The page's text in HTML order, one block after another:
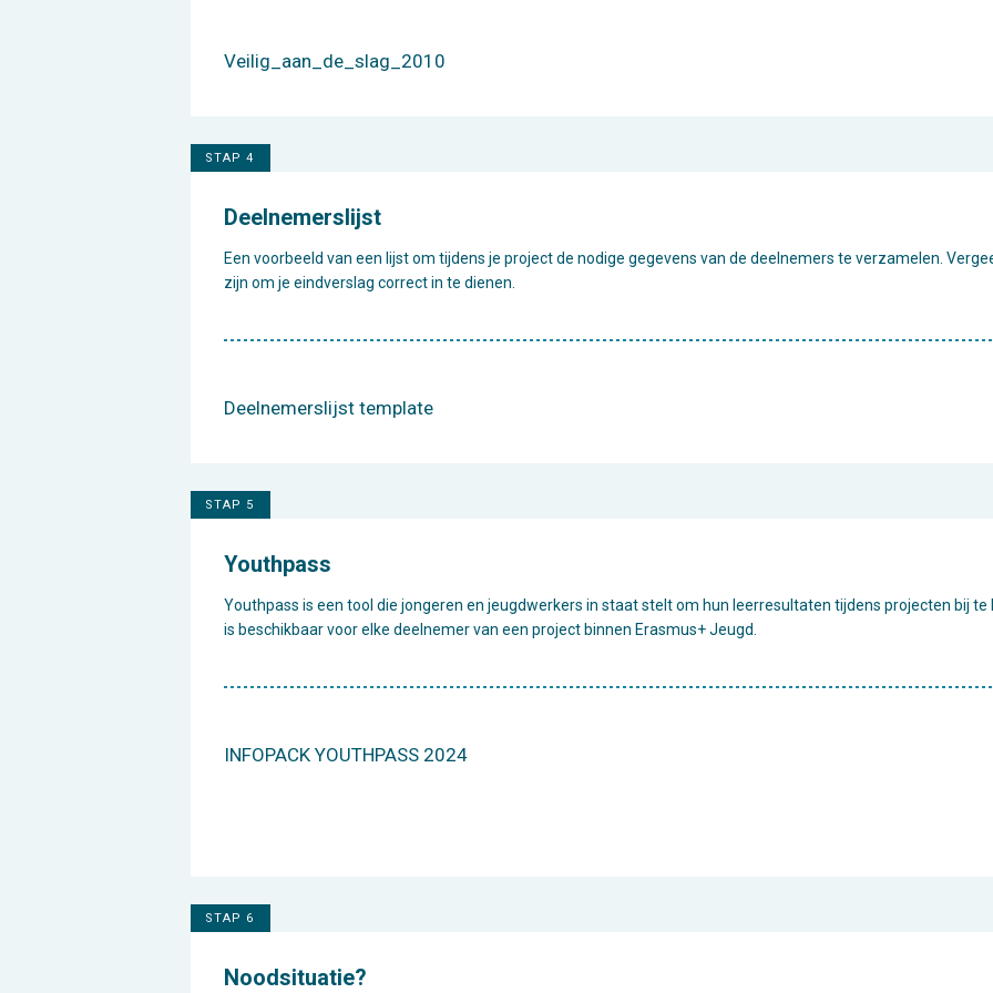
Veilig_aan_de_slag_2010
STAP 4
Deelnemerslijst
Een voorbeeld van een lijst om tijdens je project de nodige gegevens van de deelnemers te verzamelen.
zijn om je eindverslag correct in te dienen.
Deelnemerslijst template
STAP 5
Youthpass
Youthpass is een tool die jongeren en jeugdwerkers in staat stelt om hun leerresultaten tijdens projecten bij
is beschikbaar voor elke deelnemer van een project binnen Erasmus+ Jeugd.
INFOPACK YOUTHPASS 2024
STAP 6
Noodsituatie?